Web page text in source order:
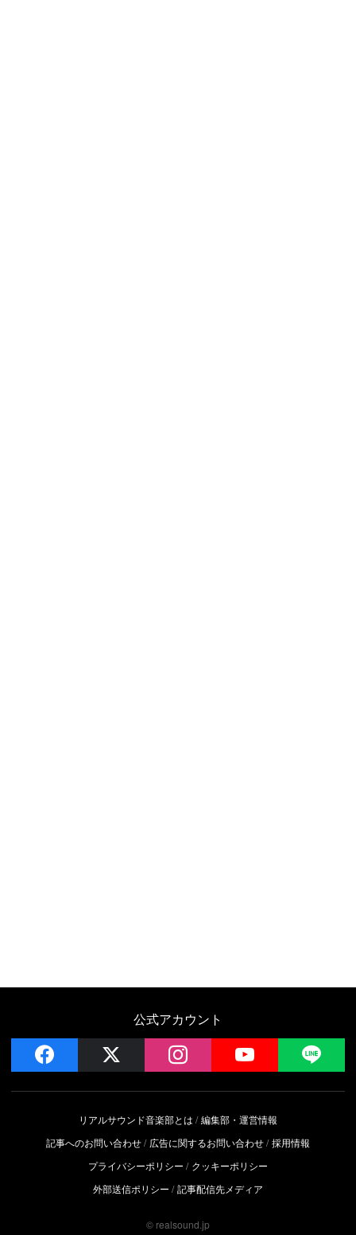
公式アカウント
facebook instagram YouTube
リアルサウンド音楽部とは
編集部・運営情報
記事へのお問い合わせ
広告に関するお問い合わせ 採用情報
プライバシーポリシー
クッキーポリシー
外部送信ポリシー
記事配信先メディア
© realsound.jp